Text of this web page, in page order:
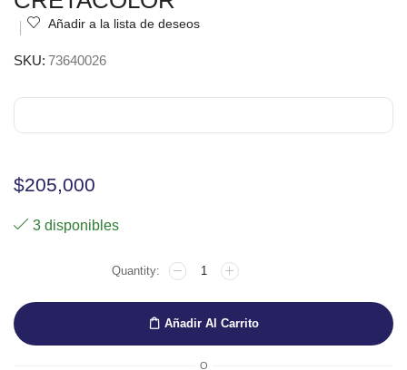
Añadir a la lista de deseos
SKU: 73640026
$205,000
3 disponibles
ESTUCHE
CRETACOLOR
WHITE
REF.
Añadir Al Carrito
O